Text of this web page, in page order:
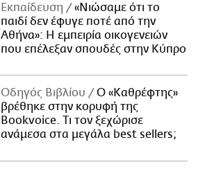
Εκπαίδευση
«Νιώσαμε ότι το
παιδί δεν έφυγε ποτέ από την
Αθήνα»: Η εμπειρία οικογενειών
που επέλεξαν σπουδές στην Κύπρο
Οδηγός Βιβλίου
Ο «Καθρέφτης»
βρέθηκε στην κορυφή της
Bookvoice. Τι τον ξεχώρισε
ανάμεσα στα μεγάλα best sellers;